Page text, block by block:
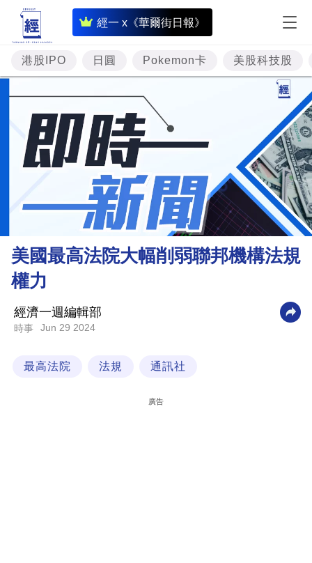
經一 x《華爾街日報》
即
時
財
經
專
題
投
資
樓
市
財
業
科
港股IPO 日圓 Pokemon卡 美股科技股
美國最高法院大幅削弱聯邦機構法規
權力
經濟一週編輯部
時事 Jun 29 2024
最高法院 法規 通訊社
廣告